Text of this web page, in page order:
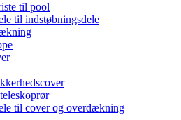
til pool
til indstøbningsdele
til cover og overdækning